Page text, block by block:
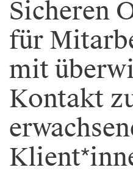
Sicheren
für
mit
Kontakt